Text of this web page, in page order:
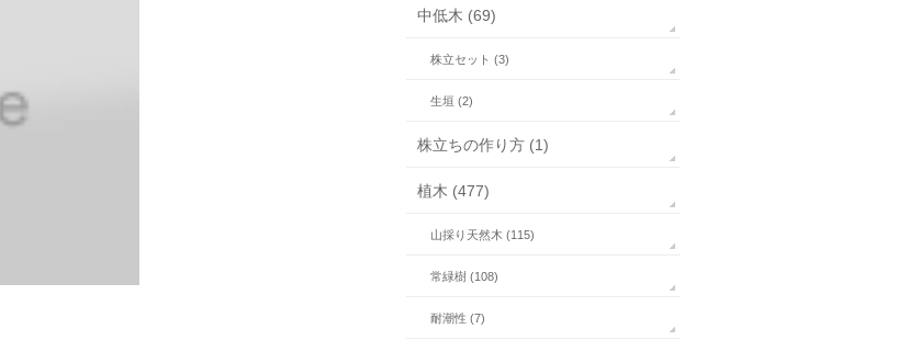
中低木 (69)
株立セット (3)
生垣 (2)
株立ちの作り方 (1)
植木 (477)
山採り天然木 (115)
常緑樹 (108)
耐潮性 (7)